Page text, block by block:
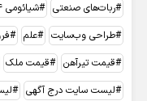
ربات‌های صنعتی
شیائومی 14
طراحی وب‌سایت
علم
قیمت تیرآهن
قیمت ملک
لیست سایت درج آگهی